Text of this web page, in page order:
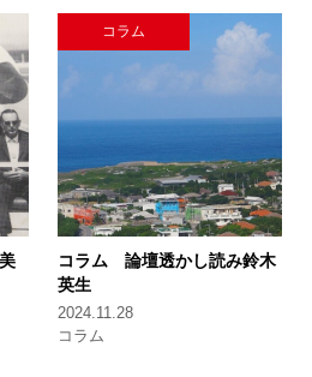
コラム
コラム 論壇透かし読み鈴木
英生
2024.11.28
コラム